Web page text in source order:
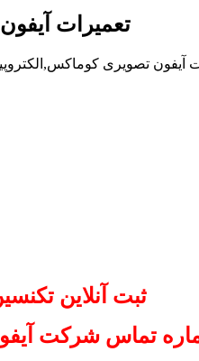
تعمیرات
تصویری
ثبت آنلاین
تماس شرکت